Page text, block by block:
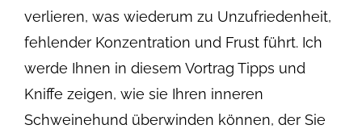
verlieren, was wiederum zu Unzufriedenheit,
fehlender Konzentration und Frust führt. Ich
werde Ihnen in diesem Vortrag Tipps und
Kniffe zeigen, wie sie Ihren inneren
Schweinehund überwinden können, der Sie